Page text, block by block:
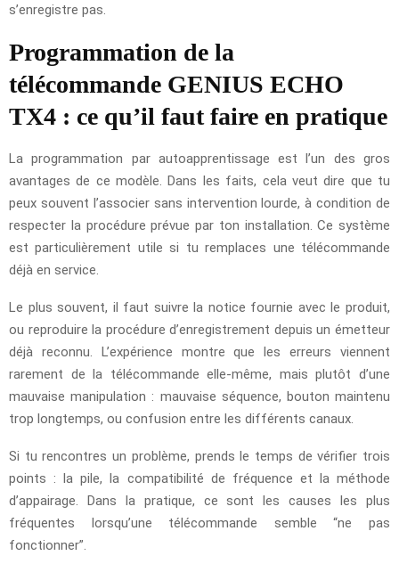
s’enregistre pas.
Programmation de la
télécommande GENIUS ECHO
TX4 : ce qu’il faut faire en pratique
La programmation par autoapprentissage est l’un des gros
avantages de ce modèle. Dans les faits, cela veut dire que tu
peux souvent l’associer sans intervention lourde, à condition de
respecter la procédure prévue par ton installation. Ce système
est particulièrement utile si tu remplaces une télécommande
déjà en service.
Le plus souvent, il faut suivre la notice fournie avec le produit,
ou reproduire la procédure d’enregistrement depuis un émetteur
déjà reconnu. L’expérience montre que les erreurs viennent
rarement de la télécommande elle-même, mais plutôt d’une
mauvaise manipulation : mauvaise séquence, bouton maintenu
trop longtemps, ou confusion entre les différents canaux.
Si tu rencontres un problème, prends le temps de vérifier trois
points : la pile, la compatibilité de fréquence et la méthode
d’appairage. Dans la pratique, ce sont les causes les plus
fréquentes lorsqu’une télécommande semble “ne pas
fonctionner”.